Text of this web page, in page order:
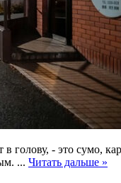
в голову, - это
... Читать дальше »